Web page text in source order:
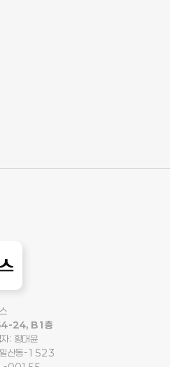
24, B1층
: 황대윤
산동-1523